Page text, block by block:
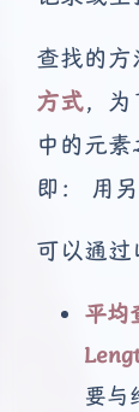
查找的
方式，
中的元素
即： 用
可以通过
平均
要与